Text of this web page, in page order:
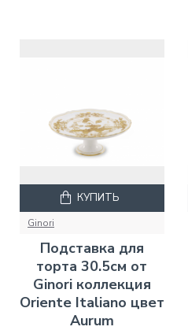
Ginori
Подставка для
торта 30.5см от
Ginori коллекция
Oriente Italiano цвет
Aurum
КУПИТЬ